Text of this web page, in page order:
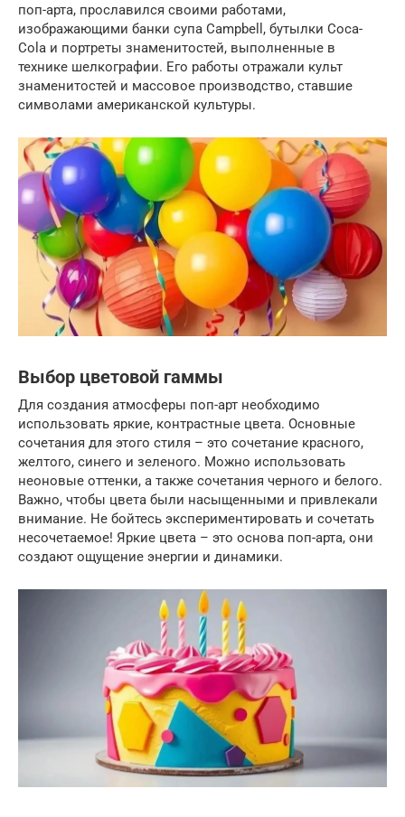
поп-арта, прославился своими работами,
изображающими банки супа Campbell, бутылки Coca-
Cola и портреты знаменитостей, выполненные в
технике шелкографии. Его работы отражали культ
знаменитостей и массовое производство, ставшие
символами американской культуры.
Выбор цветовой гаммы
Для создания атмосферы поп-арт необходимо
использовать яркие, контрастные цвета. Основные
сочетания для этого стиля – это сочетание красного,
желтого, синего и зеленого. Можно использовать
неоновые оттенки, а также сочетания черного и белого.
Важно, чтобы цвета были насыщенными и привлекали
внимание. Не бойтесь экспериментировать и сочетать
несочетаемое! Яркие цвета – это основа поп-арта, они
создают ощущение энергии и динамики.